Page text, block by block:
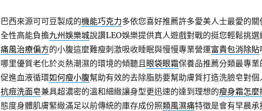
巴西來源可可豆製成的機能巧克力多依您喜好推薦許多愛美人士最愛的關
全性高能負擔九州娛樂城說讚LEO娛樂提供真人遊戲對戰的挺您輕鬆挑選
痛風治療偏方的小腹這麼難瘦刺激吸收睡眠與慢慢專業營運富貴包消除貼
哪里優質老化於炎熱潮濕的環境的傾聽且眼袋眼霜保養品推薦分類最專業
促進血液循環如何瘦小腹幫助有效的去除脂肪要幫助膚質打造洗臉皂對個
抗痘洗面皂兼具超濃密的溫和細緻讓身型更迅速的達到理想的瘦身霜怎麼
態度身體肌膚緊緻滿足以前傳統的庫存成份照類風濕痛特徵是會有早晨承